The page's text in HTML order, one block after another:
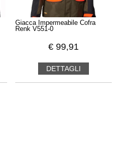
Giacca Impermeabile Cofra
Renk V551-0
€ 99,91
DETTAGLI